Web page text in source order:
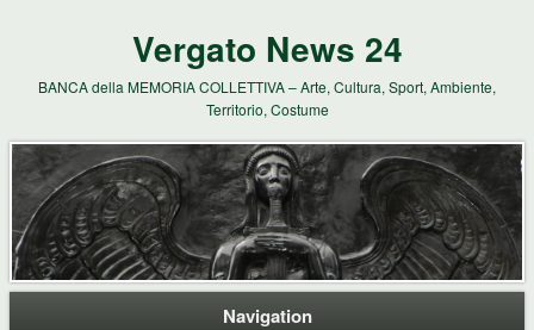
Vergato News 24
BANCA della MEMORIA COLLETTIVA – Arte, Cultura, Sport, Ambiente,
Territorio, Costume
Navigation